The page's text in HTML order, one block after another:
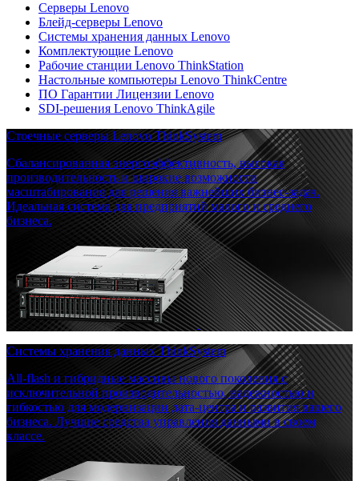
Серверы Lenovo
Блейд-серверы Lenovo
Системы хранения данных Lenovo
Комплектующие Lenovo
Рабочие станции Lenovo ThinkStation
Настольные компьютеры Lenovo ThinkCentre
ПО Гарантии Лицензии Lenovo
SDI-решения Lenovo ThinkAgile
Стоечные серверы Lenovo ThinkSystem
Сбалансированная энергоэффективность, высокая
производительность и широкие возможности
масштабирования для решения важнейших бизнес-задач.
Идеальная система для предприятий малого и среднего
бизнеса.
Системы хранения данных ThinkSystem
All-flash и гибридные массивы нового поколения с
исключительной производительностью, надежностью и
гибкостью для модернизации дата-центра и развития вашего
бизнеса. Лучшие средства управления данными в своем
классе.